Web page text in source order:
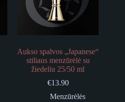
Aukso spalvos „Japanese“
stiliaus menzūrėlė su
žiedeliu 25/50 ml
€13.90
Menzūrėlės